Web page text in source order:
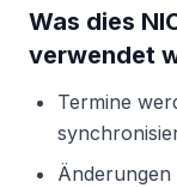
Was dies
verwendet
Termine